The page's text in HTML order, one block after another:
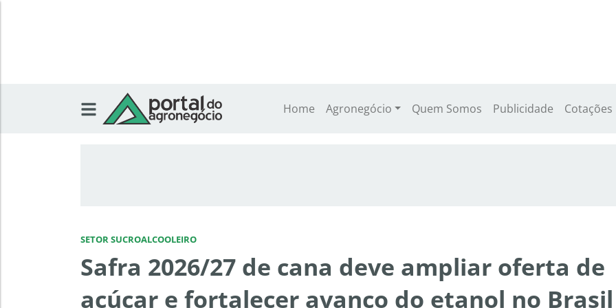
Home Agronegócio Quem Somos Publicidade Cotações
SETOR SUCROALCOOLEIRO
Safra 2026/27 de cana deve ampliar oferta de
açúcar e fortalecer avanço do etanol no Brasil